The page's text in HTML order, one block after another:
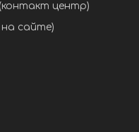
(контакт центр)
на сайте)